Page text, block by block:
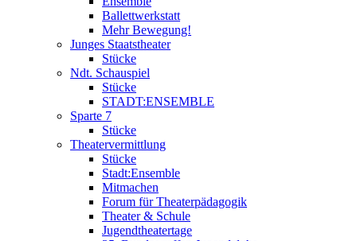
Ballettwerkstatt
Mehr Bewegung!
Junges Staatstheater
Stücke
Ndt. Schauspiel
Stücke
STADT:ENSEMBLE
Sparte 7
Stücke
Theatervermittlung
Stücke
Stadt:Ensemble
Mitmachen
Forum für Theaterpädagogik
Theater & Schule
Jugendtheatertage